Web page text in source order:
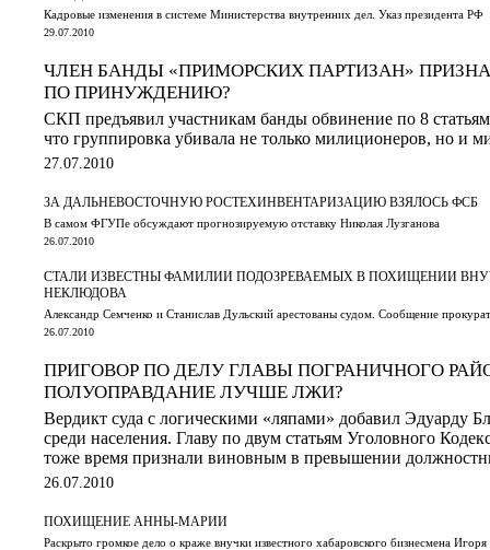
Кадровые изменения в системе Министерства внутренних дел. Указ президента РФ
29.07.2010
ЧЛЕН БАНДЫ «ПРИМОРСКИХ ПАРТИЗАН»
ПО ПРИНУЖДЕНИЮ?
СКП предъявил участникам банды обвинение по 8
что группировка убивала не только милиционеров, но и
27.07.2010
ЗА ДАЛЬНЕВОСТОЧНУЮ РОСТЕХИНВЕНТАРИЗАЦИЮ ВЗЯЛОСЬ ФСБ
В самом ФГУПе обсуждают прогнозируемую отставку Николая Лузганова
26.07.2010
СТАЛИ ИЗВЕСТНЫ ФАМИЛИИ ПОДОЗРЕВАЕМЫХ В ПОХИЩЕНИИ
НЕКЛЮДОВА
Александр Семченко и Станислав Дульский арестованы судом. Сообщение
26.07.2010
ПРИГОВОР ПО ДЕЛУ ГЛАВЫ ПОГРАНИЧНОГО
ПОЛУОПРАВДАНИЕ ЛУЧШЕ ЛЖИ?
Вердикт суда с логическими «ляпами» добавил Эдуарду
среди населения. Главу по двум статьям Уголовного
тоже время признали виновным в превышении
26.07.2010
ПОХИЩЕНИЕ АННЫ-МАРИИ
Раскрыто громкое дело о краже внучки известного хабаровского бизнесмена